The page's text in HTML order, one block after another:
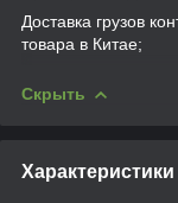
Доставка грузов
товара в Китае;
Скрыть
Характеристики